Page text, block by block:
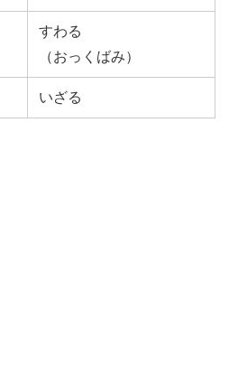
すわる
（おっくばみ）
いざる